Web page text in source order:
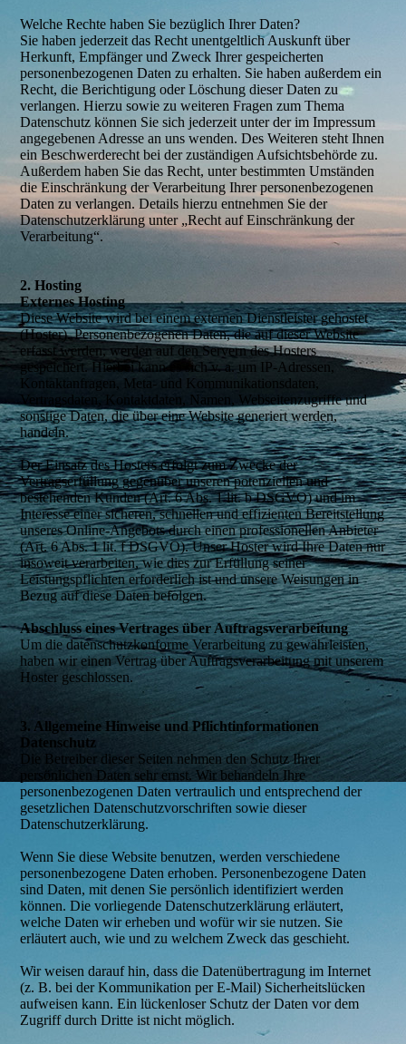
Welche Rechte haben Sie bezüglich Ihrer Daten?
Sie haben jederzeit das Recht unentgeltlich Auskunft über
Herkunft, Empfänger und Zweck Ihrer gespeicherten
personenbezogenen Daten zu erhalten. Sie haben außerdem ein
Recht, die Berichtigung oder Löschung dieser Daten zu
verlangen. Hierzu sowie zu weiteren Fragen zum Thema
Datenschutz können Sie sich jederzeit unter der im Impressum
angegebenen Adresse an uns wenden. Des Weiteren steht Ihnen
ein Beschwerderecht bei der zuständigen Aufsichtsbehörde zu.
Außerdem haben Sie das Recht, unter bestimmten Umständen
die Einschränkung der Verarbeitung Ihrer personenbezogenen
Daten zu verlangen. Details hierzu entnehmen Sie der
Datenschutzerklärung unter „Recht auf Einschränkung der
Verarbeitung“.
2. Hosting
Externes Hosting
Diese Website wird bei einem externen Dienstleister gehostet
(Hoster). Personenbezogenen Daten, die auf dieser Website
erfasst werden, werden auf den Servern des Hosters
gespeichert. Hierbei kann es sich v. a. um IP-Adressen,
Kontaktanfragen, Meta- und Kommunikationsdaten,
Vertragsdaten, Kontaktdaten, Namen, Webseitenzugriffe und
sonstige Daten, die über eine Website generiert werden,
handeln.
Der Einsatz des Hosters erfolgt zum Zwecke der
Vertragserfüllung gegenüber unseren potenziellen und
bestehenden Kunden (Art. 6 Abs. 1 lit. b DSGVO) und im
Interesse einer sicheren, schnellen und effizienten Bereitstellung
unseres Online-Angebots durch einen professionellen Anbieter
(Art. 6 Abs. 1 lit. f DSGVO). Unser Hoster wird Ihre Daten nur
insoweit verarbeiten, wie dies zur Erfüllung seiner
Leistungspflichten erforderlich ist und unsere Weisungen in
Bezug auf diese Daten befolgen.
Abschluss eines Vertrages über Auftragsverarbeitung
Um die datenschutzkonforme Verarbeitung zu gewährleisten,
haben wir einen Vertrag über Auftragsverarbeitung mit unserem
Hoster geschlossen.
3. Allgemeine Hinweise und Pflicht­informationen
Datenschutz
Die Betreiber dieser Seiten nehmen den Schutz Ihrer
persönlichen Daten sehr ernst. Wir behandeln Ihre
personenbezogenen Daten vertraulich und entsprechend der
gesetzlichen Datenschutzvorschriften sowie dieser
Datenschutzerklärung.
Wenn Sie diese Website benutzen, werden verschiedene
personenbezogene Daten erhoben. Personenbezogene Daten
sind Daten, mit denen Sie persönlich identifiziert werden
können. Die vorliegende Datenschutzerklärung erläutert,
welche Daten wir erheben und wofür wir sie nutzen. Sie
erläutert auch, wie und zu welchem Zweck das geschieht.
Wir weisen darauf hin, dass die Datenübertragung im Internet
(z. B. bei der Kommunikation per E-Mail) Sicherheitslücken
aufweisen kann. Ein lückenloser Schutz der Daten vor dem
Zugriff durch Dritte ist nicht möglich.